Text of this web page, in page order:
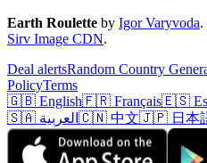
Earth Roulette by Igor Varyvoda.
Sirv Image CDN.
Deal alertsRandom Country
PolicyTerms
🇬🇧 English🇫🇷 Français🇪🇸
🇸🇦 العربية 🇨🇳 中文🇯🇵 日本